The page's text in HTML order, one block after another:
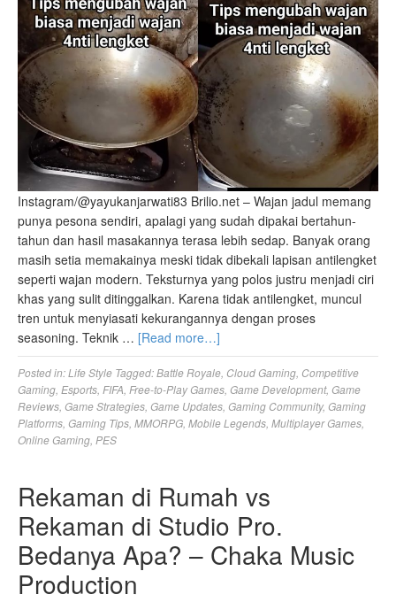
Instagram/@yayukanjarwati83 Brilio.net – Wajan jadul memang
punya pesona sendiri, apalagi yang sudah dipakai bertahun-
tahun dan hasil masakannya terasa lebih sedap. Banyak orang
masih setia memakainya meski tidak dibekali lapisan antilengket
seperti wajan modern. Teksturnya yang polos justru menjadi ciri
khas yang sulit ditinggalkan. Karena tidak antilengket, muncul
tren untuk menyiasati kekurangannya dengan proses
seasoning. Teknik … [Read more…]
Posted in:Life Style Tagged:Battle Royale Cloud Gaming Competitive
Gaming Esports FIFA Free-to-Play Games Game Development, Game
Reviews Game Strategies Game Updates Gaming Community, Gaming
Platforms Gaming Tips MMORPG Mobile Legends Multiplayer Games
Online Gaming PES
Rekaman di Rumah vs
Rekaman di Studio Pro.
Bedanya Apa? – Chaka Music
Production